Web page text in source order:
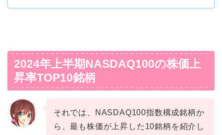
2024年上半期NASDAQ100の株価上
昇率TOP10銘柄
それでは、NASDAQ100指数構成銘柄か
ら、最も株価が上昇した10銘柄を紹介し